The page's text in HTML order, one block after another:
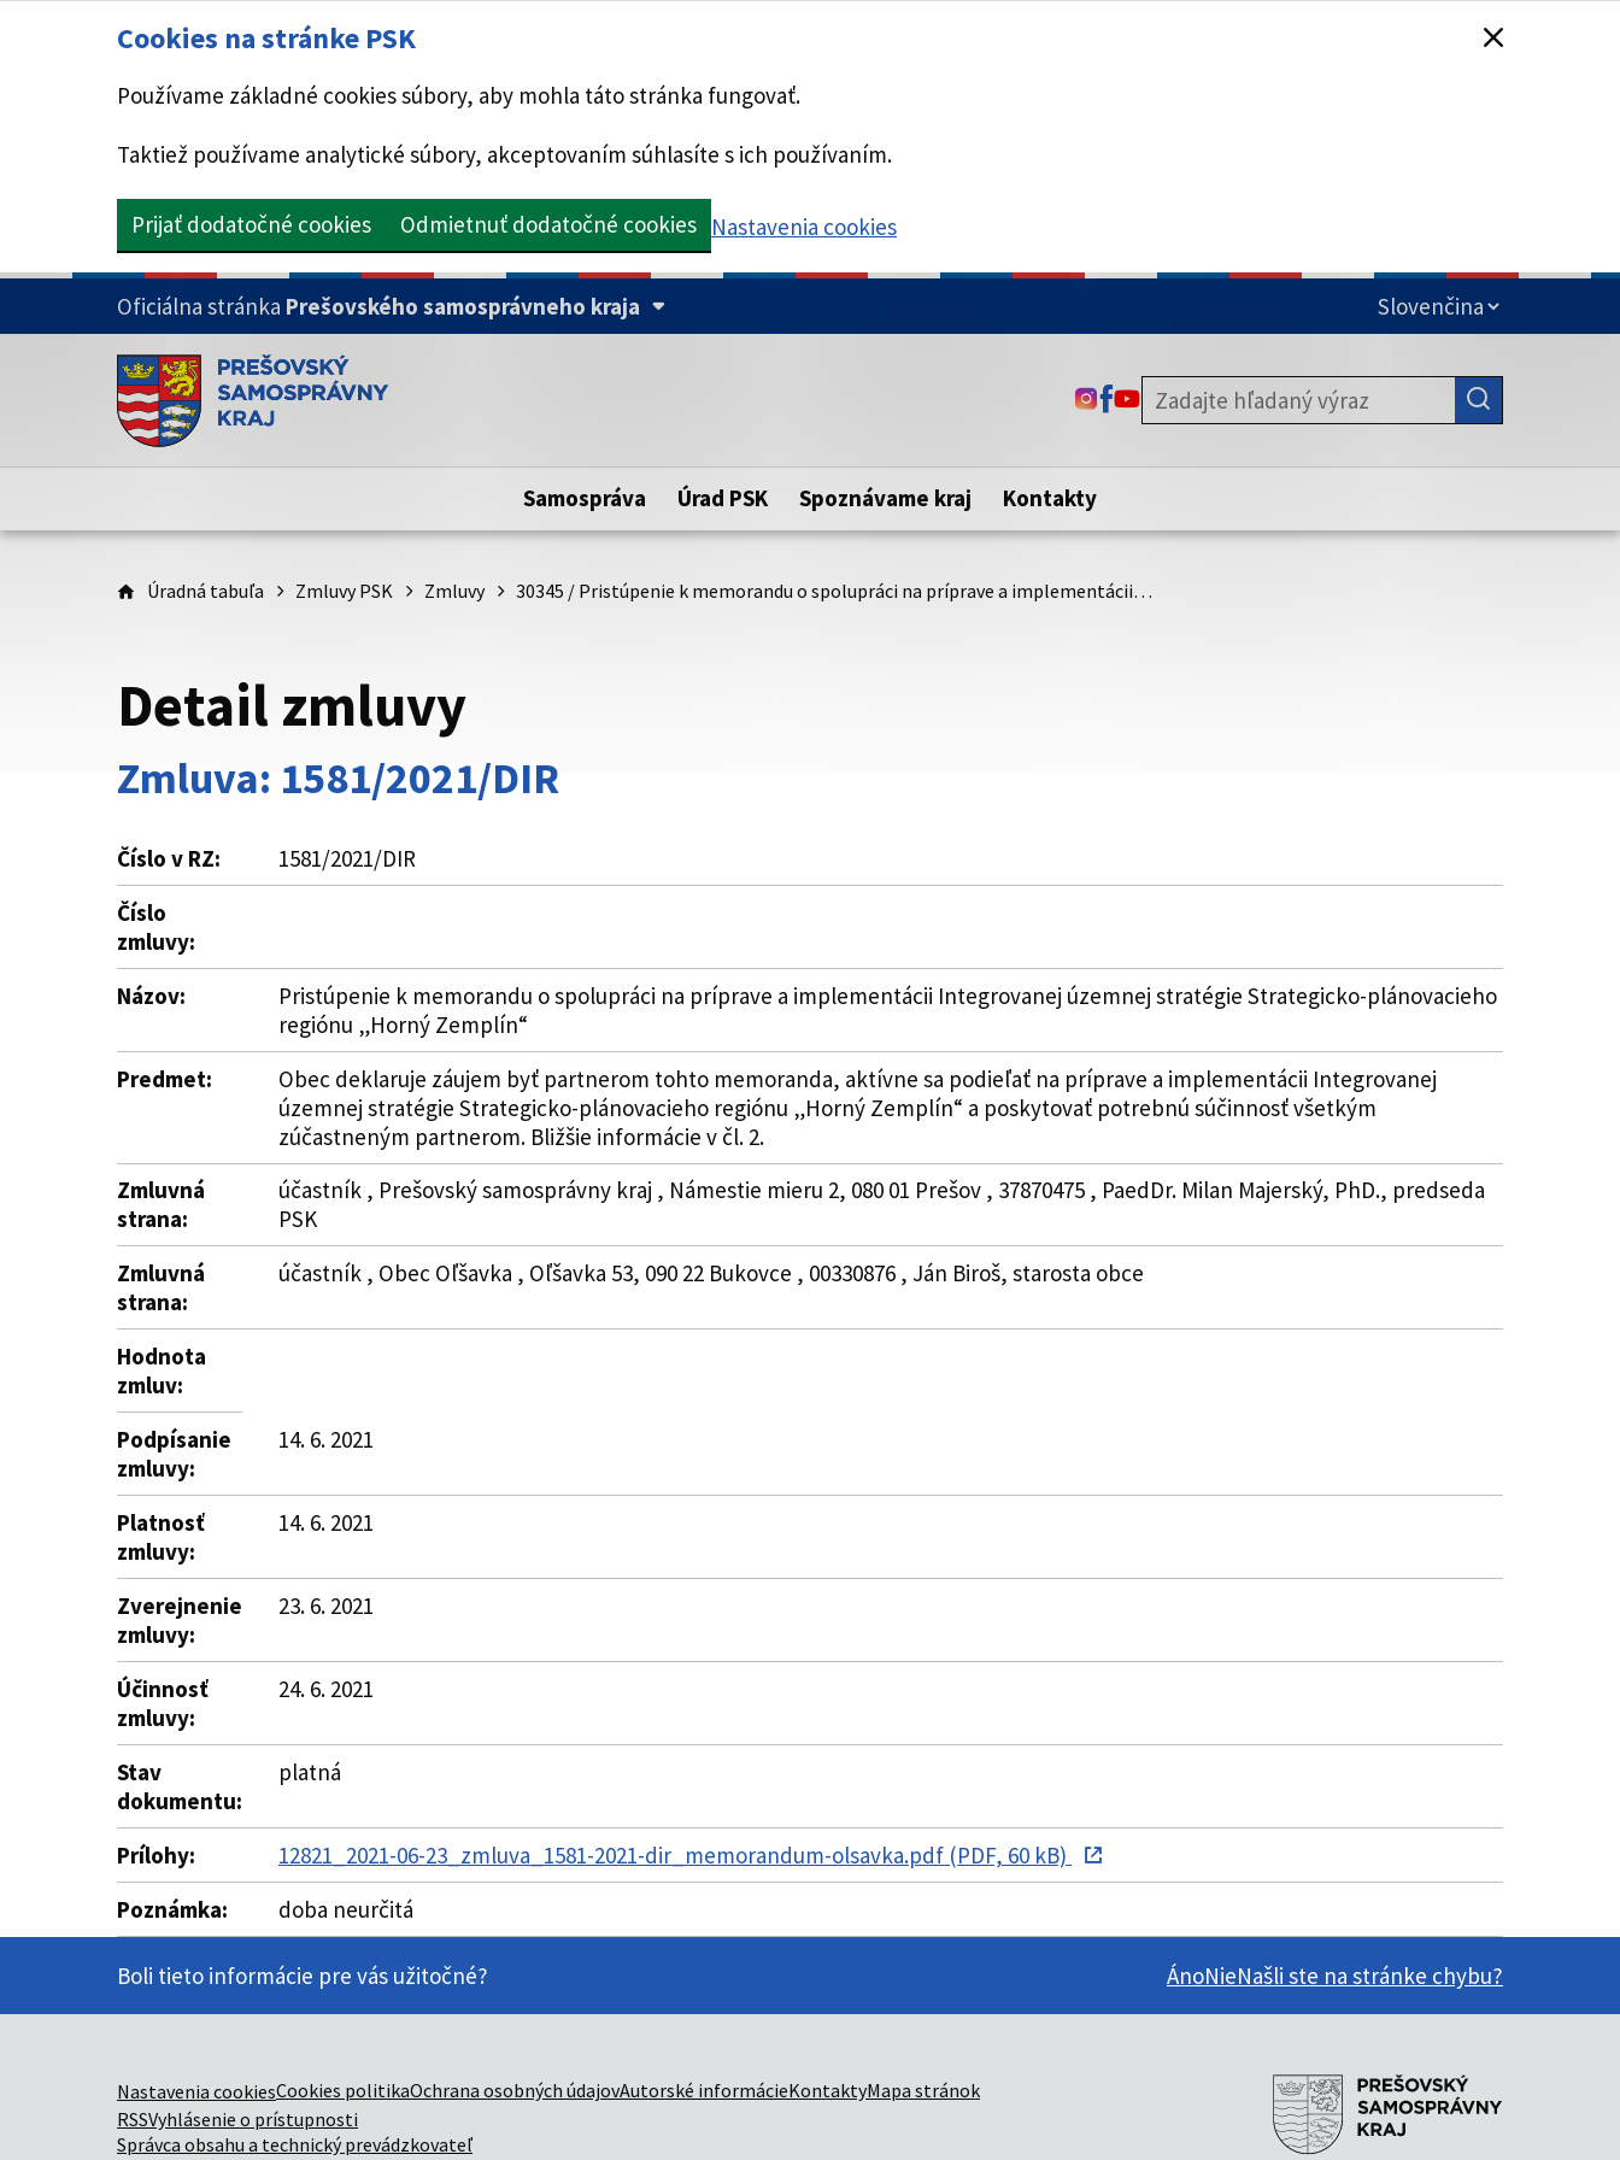
Cookies na stránke PSK
Používame základné cookies súbory, aby mohla táto stránka fungovať.
Taktiež používame analytické súbory, akceptovaním súhlasíte s ich používaním.
Prijať dodatočné cookies Odmietnuť dodatočné cookies Nastavenia cookies
PRESKOČIŤ NA HLAVNÝ OBSAH
Oficiálna stránka Prešovského samosprávneho kraja
Doména psk.sk je oficiálna
Toto je oficiálna webová stránka Prešovského samosprávneho kraja.
Táto stránka je zabezpečená
zabezpečenú webovú stránku. Zabezpečená stránka vždy začína
https:// pred názvom domény webového sídla.
ODKAZ SA OTVORÍ NA NOVEJ KARTE
ODKAZ SA OTVORÍ NA NOVEJ KARTE
ODKAZ SA OTVORÍ NA NOVEJ KARTE
Samospráva Úrad PSK Spoznávame kraj Kontakty
Úradná tabuľa Zmluvy PSK Zmluvy 30345 / Pristúpenie k memorandu o spolupráci na príprave a implementácii…
Detail zmluvy
Zmluva: 1581/2021/DIR
Číslo v RZ:
1581/2021/DIR
Číslo
zmluvy:
Názov:
Pristúpenie k memorandu o spolupráci na príprave a implementácii Integrovanej územnej stratégie Strategicko-plánovacieho
regiónu „Horný Zemplín“
Predmet:
Obec deklaruje záujem byť partnerom tohto memoranda, aktívne sa podieľať na príprave a implementácii Integrovanej
územnej stratégie Strategicko-plánovacieho regiónu „Horný Zemplín“ a poskytovať potrebnú súčinnosť všetkým
zúčastneným partnerom. Bližšie informácie v čl. 2.
Zmluvná
strana:
účastník , Prešovský samosprávny kraj , Námestie mieru 2, 080 01 Prešov , 37870475 , PaedDr. Milan Majerský, PhD., predseda
PSK
Zmluvná
strana:
účastník , Obec Oľšavka , Oľšavka 53, 090 22 Bukovce , 00330876 , Ján Biroš, starosta obce
Hodnota
zmluv:
Podpísanie
zmluvy:
14. 6. 2021
Platnosť
zmluvy:
14. 6. 2021
Zverejnenie
zmluvy:
23. 6. 2021
Účinnosť
zmluvy:
24. 6. 2021
Stav
dokumentu:
platná
Prílohy:
12821_2021-06-23_zmluva_1581-2021-dir_memorandum-olsavka.pdf (PDF, 60 kB)
Poznámka:
doba neurčitá
Boli tieto informácie pre vás užitočné? ÁnoNieNašli ste na stránke chybu?
Nastavenia cookiesCookies politikaOchrana osobných údajovAutorské informácieKontaktyMapa stránok
RSSVyhlásenie o prístupnosti
Správca obsahu a technický prevádzkovateľ